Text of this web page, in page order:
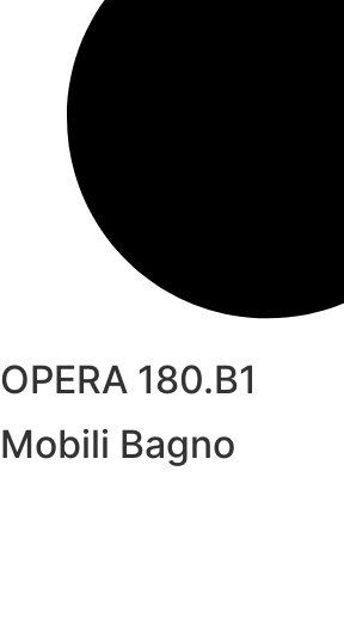
OPERA 180.B1
Mobili Bagno